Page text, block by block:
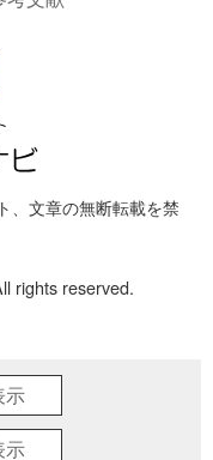
、文章の無断転載を禁
rights reserved.
示
示